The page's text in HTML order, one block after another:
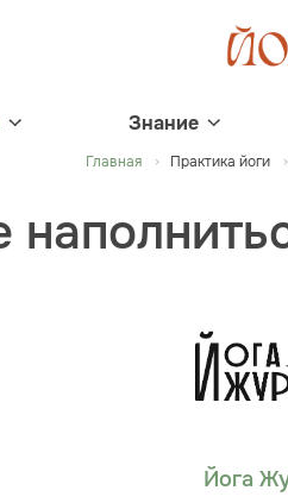
Знание
Главная Практика йоги
Йога